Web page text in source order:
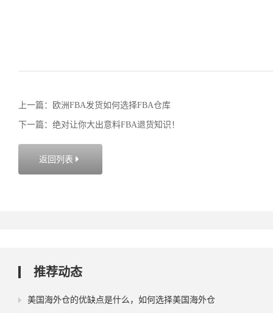
上一篇：欧洲FBA发货如何选择FBA仓库
下一篇：绝对让你大出意料FBA退货知识！
返回列表 
推荐动态
美国海外仓的优缺点是什么，如何选择美国海外仓